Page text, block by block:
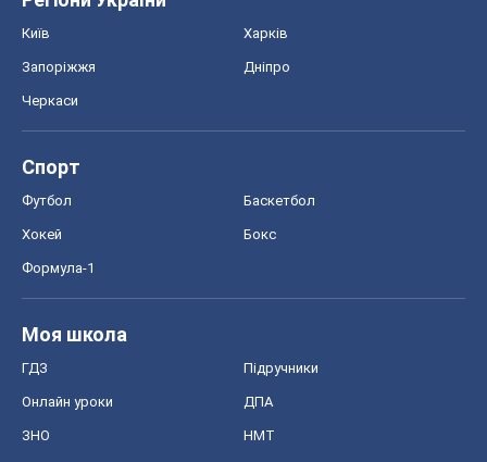
Київ Харків
Запоріжжя Дніпро
Черкаси
Спорт
Футбол Баскетбол
Хокей Бокс
Формула-1
Моя школа
ГДЗ Підручники
Онлайн уроки ДПА
ЗНО НМТ